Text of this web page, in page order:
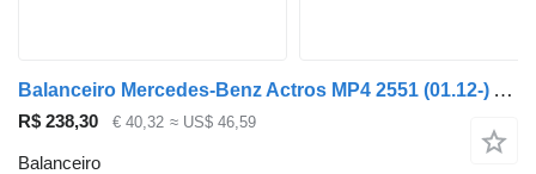
Balanceiro Mercedes-Benz Actros MP4 2551 (01.12-) A4720503034 para camião tractor Mercedes-Benz Actros MP4 Antos Arocs (2012-)
R$ 238,30 € 40,32 ≈ US$ 46,59
Balanceiro